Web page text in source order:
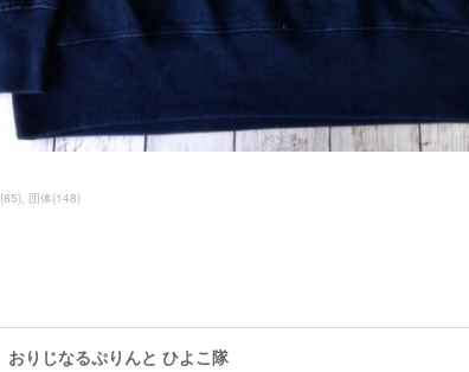
(85) 団体(148)
おりじなるぷりんと ひよこ隊